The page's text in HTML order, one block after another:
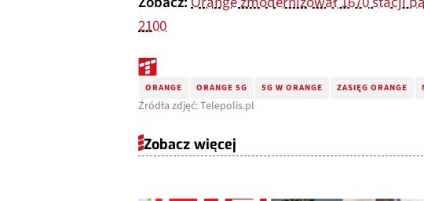
2100
ORANGE ORANGE 5G 5G W ORANGE ZASIĘG ORANGE
Źródła zdjęć: Telepolis.pl
Zobacz więcej